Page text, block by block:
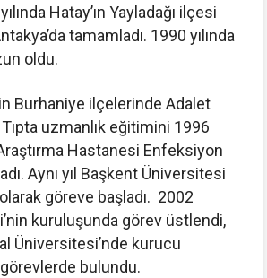
Hatay’ın Yayladağı ilçesi
tamamladı. 1990 yılında
oldu.
Burhaniye ilçelerinde Adalet
uzmanlık eğitimini 1996
Hastanesi Enfeksiyon
Aynı yıl Başkent Üniversitesi
göreve başladı. 2002
kuruluşunda görev üstlendi,
Üniversitesi’nde kurucu
görevlerde bulundu.